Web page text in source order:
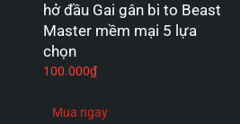
hở đầu Gai gân bi to Beast
Master mềm mại 5 lựa
chọn
100.000₫
Mua ngay